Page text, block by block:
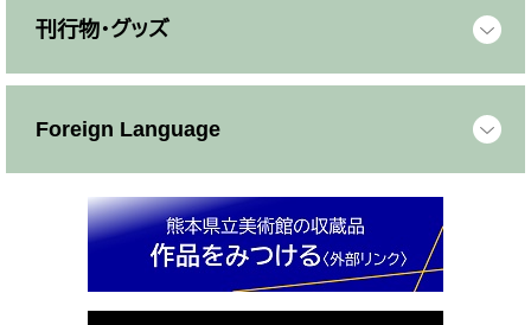
刊行物・グッズ
Foreign Language